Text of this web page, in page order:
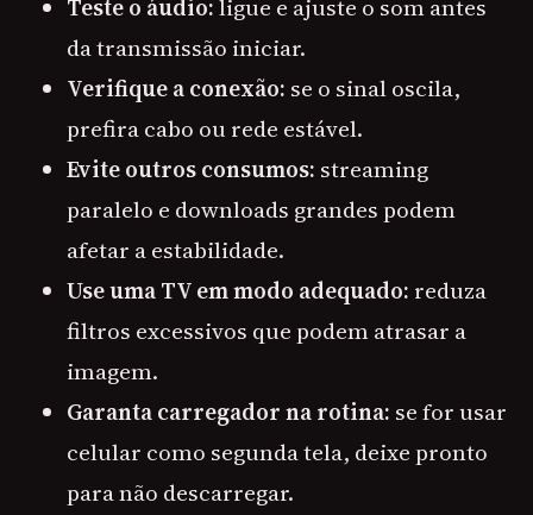
Teste o áudio:ligue e ajuste o som antes
da transmissão iniciar.
Verifique a conexão: se o sinal oscila,
prefira cabo ou rede estável.
Evite outros consumos: streaming
paralelo e downloads grandes podem
afetar a estabilidade.
Use uma TV em modo adequado: reduza
filtros excessivos que podem atrasar a
imagem.
Garanta carregador na rotina: se for usar
celular como segunda tela, deixe pronto
para não descarregar.